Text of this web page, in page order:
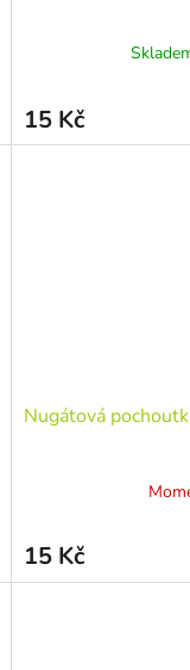
15 Kč
Nugátová
15 Kč